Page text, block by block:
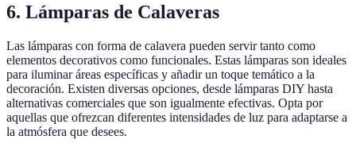
6. Lámparas de Calaveras
Las lámparas con forma de calavera pueden servir tanto como
elementos decorativos como funcionales. Estas lámparas son ideales
para iluminar áreas específicas y añadir un toque temático a la
decoración. Existen diversas opciones, desde lámparas DIY hasta
alternativas comerciales que son igualmente efectivas. Opta por
aquellas que ofrezcan diferentes intensidades de luz para adaptarse a
la atmósfera que desees.